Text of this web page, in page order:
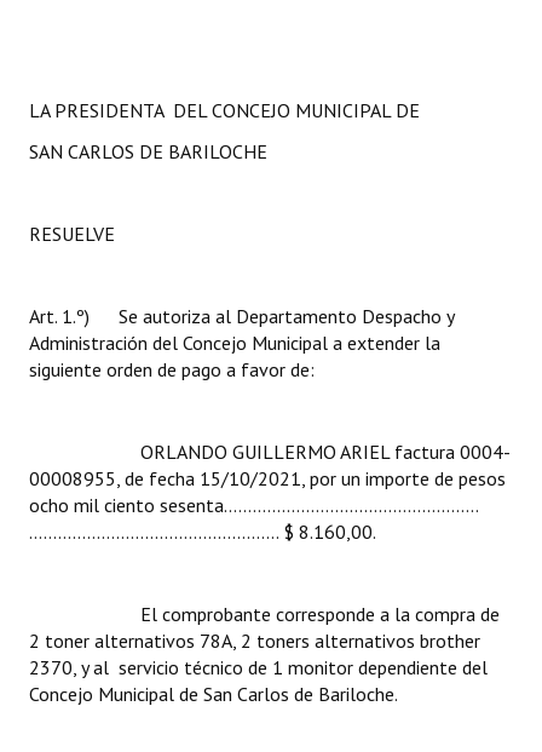
Registros y Distinciones
Mujeres que Dejaron Huellas - Registro
Periodistas Decanos - Registro
Banca del Vecino - Registro
Huéspedes de Honor - Registro
Reconocimientos - Registro
Bariloche, Municipio intercultural
Entrega de distinciones
LA PRESIDENTA DEL CONCEJO MUNICIPAL DE
SAN CARLOS DE BARILOCHE
RESUELVE
Art. 1.º) Se autoriza al Departamento Despacho y
Administración del Concejo Municipal a extender la
siguiente orden de pago a favor de:
ORLANDO GUILLERMO ARIEL factura 0004-
00008955, de fecha 15/10/2021, por un importe de pesos
ocho mil ciento sesenta....................................……………..
……………….................................. $ 8.160,00.
El comprobante corresponde a la compra de
2 toner alternativos 78A, 2 toners alternativos brother
2370, y al servicio técnico de 1 monitor dependiente del
Concejo Municipal de San Carlos de Bariloche.